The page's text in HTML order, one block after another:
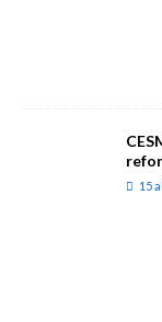
15